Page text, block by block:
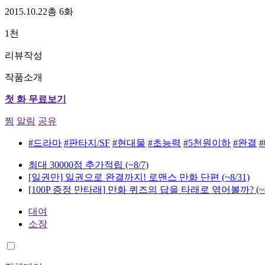
2015.10.22총 6화
1천
리뷰작성
작품소개
첫 화 무료보기
찜 알림 공유
#드라마 #판타지/SF #현대물 #초능력 #5천원이하 #완결
최대 30000점 추가적립 (~8/7)
[일권만] 일권으로 완결까지! 로맨스 만화 단편 (~8/31)
[100P 증정 만타래] 만화 퀴즈의 답을 타래로 엮어볼까?
대여
소장